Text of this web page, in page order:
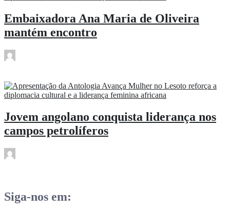
Embaixadora Ana Maria de Oliveira
mantém encontro
Jovem angolano conquista liderança nos
campos petrolíferos
Siga-nos em: